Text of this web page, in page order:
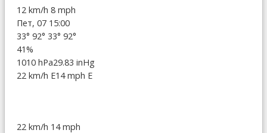
12 km/h 8 mph
Пет, 07 15:00
33° 92° 33° 92°
41%
1010 hPa29.83 inHg
22 km/h E14 mph E
22 km/h 14 mph